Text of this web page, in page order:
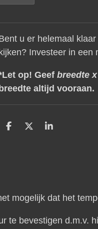
u er helemaal
Investeer in een
op! Geef breedte x
altijd vooraan.
D
D
S
mogelijk dat het
te bevestigen d.m.v.